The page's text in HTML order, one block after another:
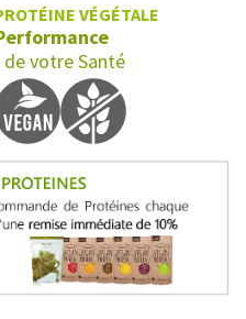
VÉGÉTALE
votre Santé